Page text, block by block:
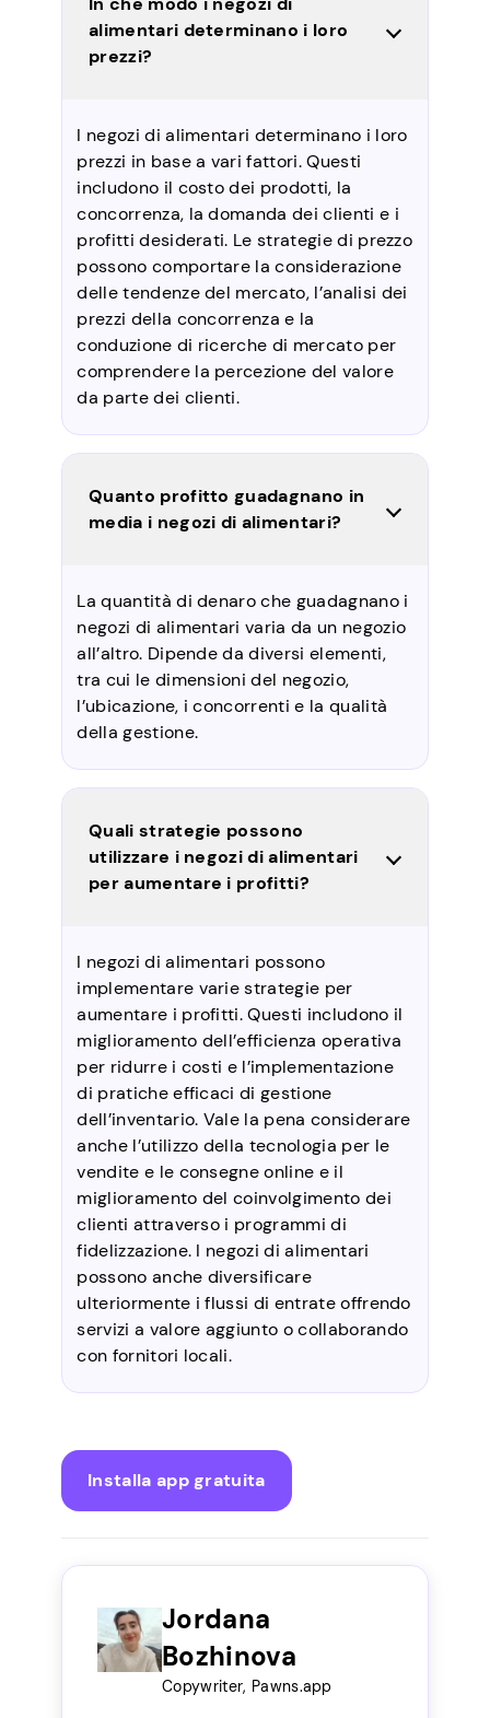
alimentari determinano i loro
prezzi?
I negozi di alimentari determinano i loro
prezzi in base a vari fattori. Questi
includono il costo dei prodotti, la
concorrenza, la domanda dei clienti e i
profitti desiderati. Le strategie di prezzo
possono comportare la considerazione
delle tendenze del mercato, l’analisi dei
prezzi della concorrenza e la
conduzione di ricerche di mercato per
comprendere la percezione del valore
da parte dei clienti.
Quanto profitto guadagnano in
media i negozi di alimentari?
La quantità di denaro che guadagnano i
negozi di alimentari varia da un negozio
all’altro. Dipende da diversi elementi,
tra cui le dimensioni del negozio,
l’ubicazione, i concorrenti e la qualità
della gestione.
Quali strategie possono
utilizzare i negozi di alimentari
per aumentare i profitti?
I negozi di alimentari possono
implementare varie strategie per
aumentare i profitti. Questi includono il
miglioramento dell’efficienza operativa
per ridurre i costi e l’implementazione
di pratiche efficaci di gestione
dell’inventario. Vale la pena considerare
anche l’utilizzo della tecnologia per le
vendite e le consegne online e il
miglioramento del coinvolgimento dei
clienti attraverso i programmi di
fidelizzazione. I negozi di alimentari
possono anche diversificare
ulteriormente i flussi di entrate offrendo
servizi a valore aggiunto o collaborando
con fornitori locali.
Installa app gratuita
Jordana
Bozhinova
Copywriter, Pawns.app